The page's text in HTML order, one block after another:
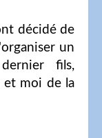
décidé de
un
fils,
et moi de la